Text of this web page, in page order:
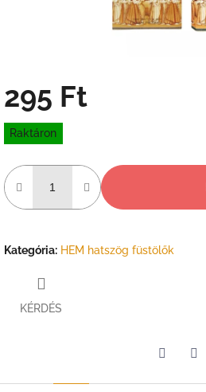
295 Ft
Egységár:
Raktáron
Kategória: HEM hatszög füstölők
KÉRDÉS